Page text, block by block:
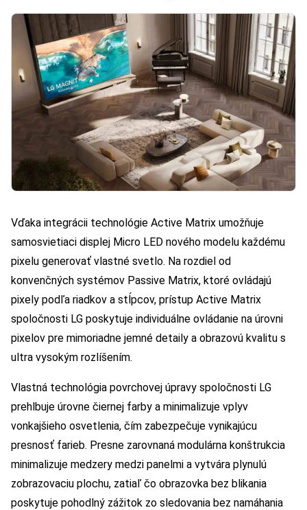
Vďaka integrácii technológie Active Matrix umožňuje
samosvietiaci displej Micro LED nového modelu každému
pixelu generovať vlastné svetlo. Na rozdiel od
konvenčných systémov Passive Matrix, ktoré ovládajú
pixely podľa riadkov a stĺpcov, prístup Active Matrix
spoločnosti LG poskytuje individuálne ovládanie na úrovni
pixelov pre mimoriadne jemné detaily a obrazovú kvalitu s
ultra vysokým rozlíšením.
Vlastná technológia povrchovej úpravy spoločnosti LG
prehlbuje úrovne čiernej farby a minimalizuje vplyv
vonkajšieho osvetlenia, čím zabezpečuje vynikajúcu
presnosť farieb. Presne zarovnaná modulárna konštrukcia
minimalizuje medzery medzi panelmi a vytvára plynulú
zobrazovaciu plochu, zatiaľ čo obrazovka bez blikania
poskytuje pohodlný zážitok zo sledovania bez namáhania